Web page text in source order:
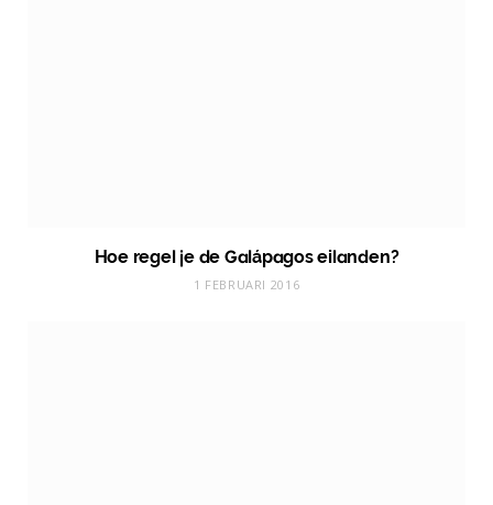
Hoe regel je de Galápagos eilanden?
1 FEBRUARI 2016